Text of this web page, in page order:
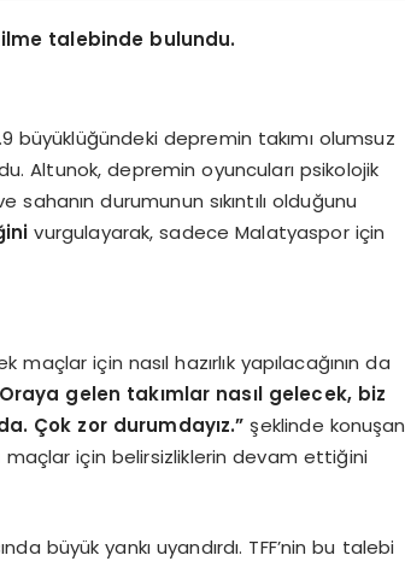
talebinde bulundu.
depremin takımı olumsuz
Altunok, depremin oyuncuları psikolojik
durumunun sıkıntılı olduğunu
vurgulayarak, sadece Malatyaspor için
için nasıl hazırlık yapılacağının da
gelen takımlar nasıl gelecek, biz
Çok zor durumdayız.” şeklinde konuşan
maçlar için belirsizliklerin devam ettiğini
büyük yankı uyandırdı. TFF’nin bu talebi